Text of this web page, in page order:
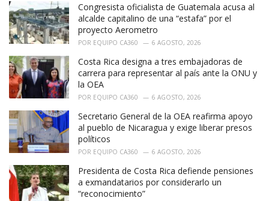
s
:
Congresista oficialista de Guatemala acusa al
alcalde capitalino de una “estafa” por el
proyecto Aerometro
POR EQUIPO CA360 6 AGOSTO, 2026
Costa Rica designa a tres embajadoras de
carrera para representar al país ante la ONU y
la OEA
POR EQUIPO CA360 6 AGOSTO, 2026
Secretario General de la OEA reafirma apoyo
al pueblo de Nicaragua y exige liberar presos
políticos
POR EQUIPO CA360 6 AGOSTO, 2026
Presidenta de Costa Rica defiende pensiones
a exmandatarios por considerarlo un
“reconocimiento”